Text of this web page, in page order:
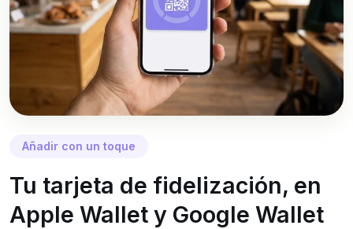
Añadir con un toque
Tu tarjeta de fidelización, en
Apple Wallet y Google Wallet